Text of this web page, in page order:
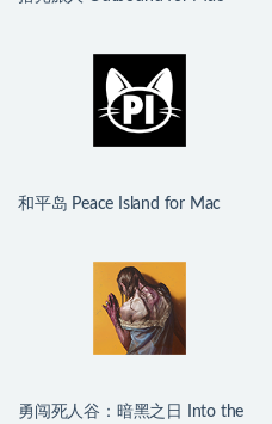
和平岛 Peace Island for Mac
勇闯死人谷：暗黑之日 Into the